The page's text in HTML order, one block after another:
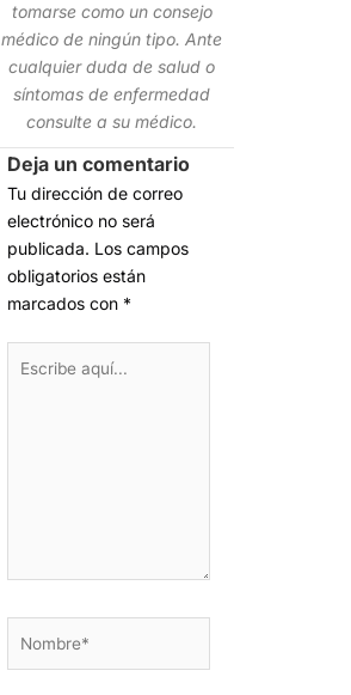
tomarse como un consejo
médico de ningún tipo. Ante
cualquier duda de salud o
síntomas de enfermedad
consulte a su médico.
Deja un comentario
Tu dirección de correo
electrónico no será
publicada. Los campos
obligatorios están
marcados con *